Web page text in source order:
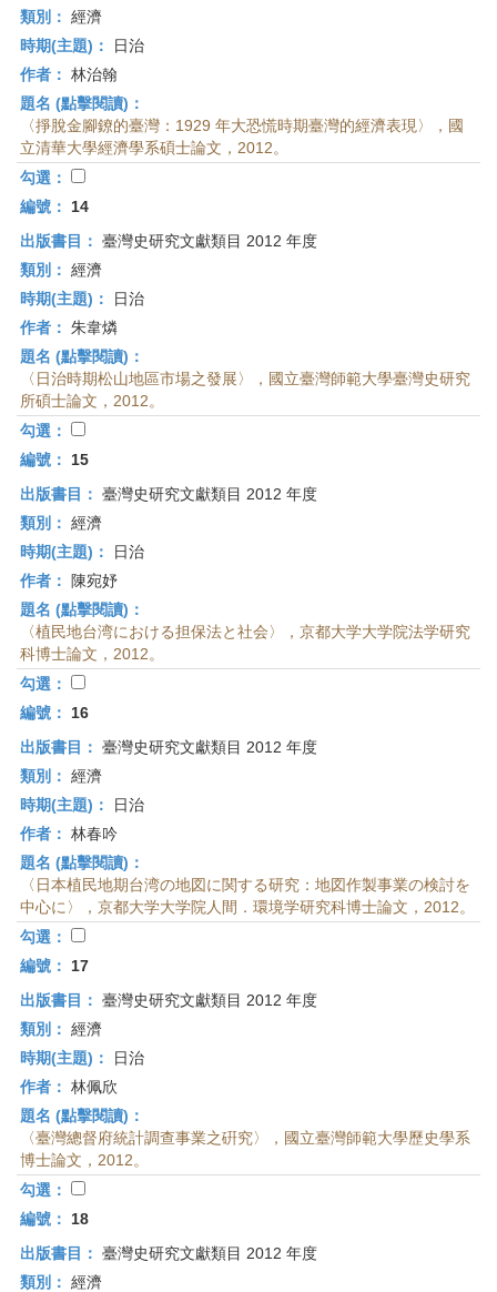
類別： 經濟
時期(主題)：
日治
作者： 林治翰
題名 (點擊閱讀)：
〈掙脫金腳鐐的臺灣：1929 年大恐慌時期臺灣的經濟表現〉，國
立清華大學經濟學系碩士論文，2012。
勾選：
編號：
14
出版書目： 臺灣史研究文獻類目 2012 年度
類別： 經濟
時期(主題)：
日治
作者： 朱韋燐
題名 (點擊閱讀)：
〈日治時期松山地區市場之發展〉，國立臺灣師範大學臺灣史研究
所碩士論文，2012。
勾選：
編號：
15
出版書目： 臺灣史研究文獻類目 2012 年度
類別： 經濟
時期(主題)：
日治
作者：
陳宛妤
題名 (點擊閱讀)：
〈植民地台湾における担保法と社会〉，京都大学大学院法学研究
科博士論文，2012。
勾選：
編號：
16
出版書目： 臺灣史研究文獻類目 2012 年度
類別： 經濟
時期(主題)：
日治
作者： 林春吟
題名 (點擊閱讀)：
〈日本植民地期台湾の地図に関する研究：地図作製事業の検討を
中心に〉，京都大学大学院人間．環境学研究科博士論文，2012。
勾選：
編號：
17
出版書目： 臺灣史研究文獻類目 2012 年度
類別： 經濟
時期(主題)：
日治
作者： 林佩欣
題名 (點擊閱讀)：
〈臺灣總督府統計調查事業之硏究〉，國立臺灣師範大學歷史學系
博士論文，2012。
勾選：
編號：
18
出版書目： 臺灣史研究文獻類目 2012 年度
類別： 經濟